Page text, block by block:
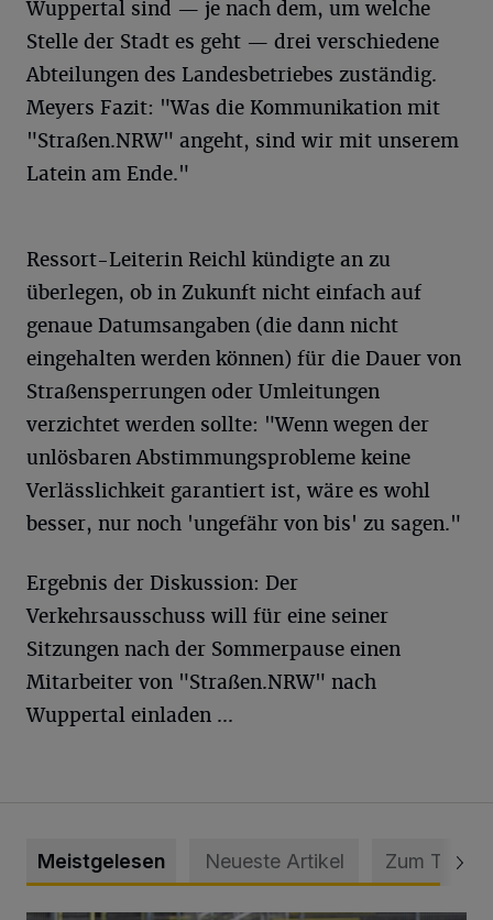
Wuppertal sind — je nach dem, um welche
Stelle der Stadt es geht — drei verschiedene
Abteilungen des Landesbetriebes zuständig.
Meyers Fazit: "Was die Kommunikation mit
"Straßen.NRW" angeht, sind wir mit unserem
Latein am Ende."
Ressort-Leiterin Reichl kündigte an zu
überlegen, ob in Zukunft nicht einfach auf
genaue Datumsangaben (die dann nicht
eingehalten werden können) für die Dauer von
Straßensperrungen oder Umleitungen
verzichtet werden sollte: "Wenn wegen der
unlösbaren Abstimmungsprobleme keine
Verlässlichkeit garantiert ist, wäre es wohl
besser, nur noch 'ungefähr von bis' zu sagen."
Ergebnis der Diskussion: Der
Verkehrsausschuss will für eine seiner
Sitzungen nach der Sommerpause einen
Mitarbeiter von "Straßen.NRW" nach
Wuppertal einladen ...
Meistgelesen Neueste Artikel Zum Thema